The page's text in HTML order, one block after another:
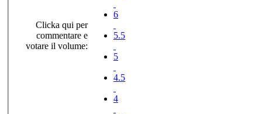
Clicka qui per
commentare e
votare il volume:
6
5.5
5
4.5
4